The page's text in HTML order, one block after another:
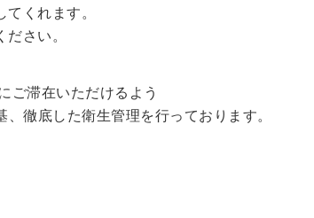
くれます。
さい。
ご滞在いただけるよう
徹底した衛生管理を行っております。